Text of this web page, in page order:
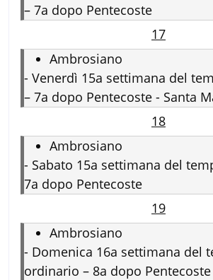
– 7a dopo Pentecoste
17
Ambrosiano
- Venerdì 15a settimana del
– 7a dopo Pentecoste - Santa
18
Ambrosiano
- Sabato 15a settimana del
7a dopo Pentecoste
19
Ambrosiano
- Domenica 16a settimana del
ordinario – 8a dopo Pentecoste